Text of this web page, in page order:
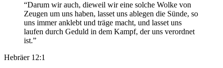
“Darum wir auch, dieweil wir eine solche Wolke von
Zeugen um uns haben, lasset uns ablegen die Sünde, so
uns immer anklebt und träge macht, und lasset uns
laufen durch Geduld in dem Kampf, der uns verordnet
ist.”
Hebräer 12:1